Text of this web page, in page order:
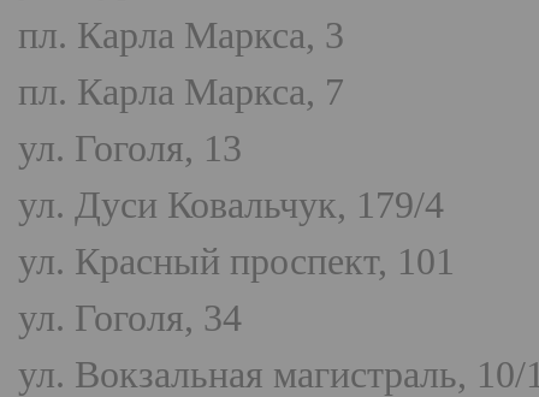
пл. Карла Маркса, 3
пл. Карла Маркса, 7
ул. Гоголя, 13
ул. Дуси Ковальчук, 179/4
ул. Красный проспект, 101
ул. Гоголя, 34
ул. Вокзальная магистраль, 10/